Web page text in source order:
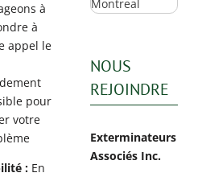
à
à
appel le
pour
votre
: En
NOUS
REJOINDRE
Exterminateurs
Associés Inc.